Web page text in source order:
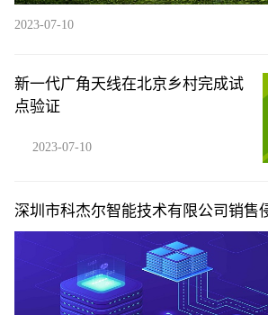
2023-07-10
新一代广角天线在北京乡村完成试
点验证
2023-07-10
深圳市科杰尔智能技术有限公司销售
权商品案